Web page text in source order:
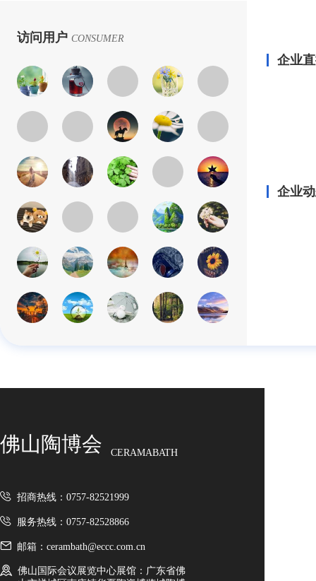
访问用户 CONSUMER
企业
企业
佛山陶博会 CERAMABATH
招商热线：0757-82521999
服务热线：0757-82528866
邮箱：cerambath@eccc.com.cn
佛山国际会议展览中心展馆：广东省佛